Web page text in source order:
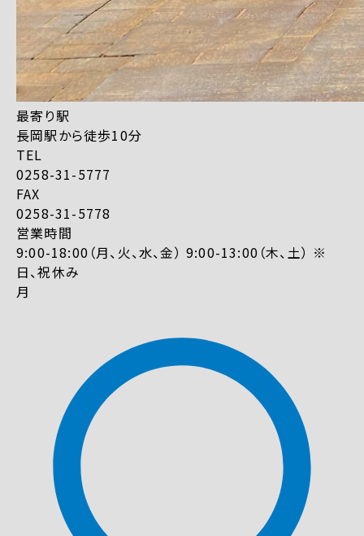
最寄り駅
長岡駅から徒歩10分
TEL
0258-31-5777
FAX
0258-31-5778
営業時間
9:00-18:00（月、火、水、金） 9:00-13:00（木、土） ※
日、祝休み
月